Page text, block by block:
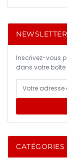
NEWSLETTER
Inscrivez-vous
dans votre
CATÉGORIES